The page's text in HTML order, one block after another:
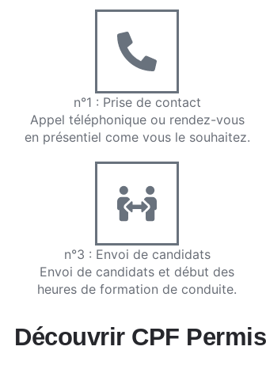
n°1 : Prise de contact
Appel téléphonique ou rendez-vous
en présentiel come vous le souhaitez.
n°3 : Envoi de candidats
Envoi de candidats et début des
heures de formation de conduite.
Découvrir CPF